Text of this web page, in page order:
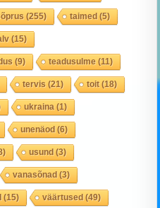
(255) taimed(5)
(15)
(9) teadusulme (11)
tervis (21) toit(18)
ukraina (1)
unenäod(6)
usund(3)
vanasõnad(3)
(15) väärtused(49)